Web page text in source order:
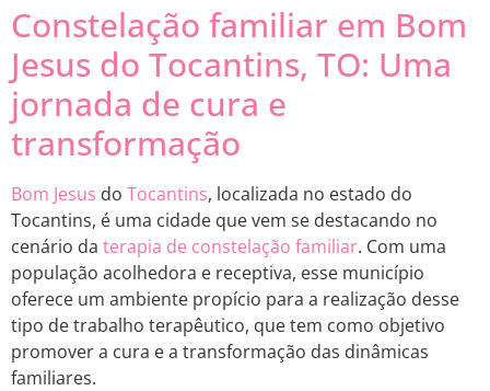
Constelação familiar em Bom
Jesus do Tocantins, TO: Uma
jornada de cura e
transformação
Bom Jesus do Tocantins, localizada no estado do
Tocantins, é uma cidade que vem se destacando no
cenário da terapia de constelação familiar. Com uma
população acolhedora e receptiva, esse município
oferece um ambiente propício para a realização desse
tipo de trabalho terapêutico, que tem como objetivo
promover a cura e a transformação das dinâmicas
familiares.